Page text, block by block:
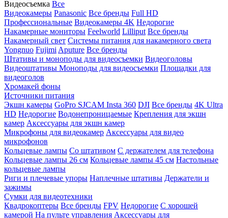
Видеосъемка Все
Видеокамеры Panasonic Все бренды Full HD
Профессиональные Видеокамеры 4K Недорогие
Накамерные мониторы Feelworld Lilliput Все бренды
Накамерный свет Системы питания для накамерного света
Yongnuo Fujimi Aputure Все бренды
Штативы и моноподы для видеосъемки Видеоголовы
Видеоштативы Моноподы для видеосъемки Площадки для
видеоголов
Хромакей фоны
Источники питания
Экшн камеры GoPro SJCAM Insta 360 DJI Все бренды 4K Ultra
HD Недорогие Водонепроницаемые Крепления для экшн
камер Аксессуары для экшн камер
Микрофоны для видеокамер Аксессуары для видео
микрофонов
Кольцевые лампы Со штативом C держателем для телефона
Кольцевые лампы 26 см Кольцевые лампы 45 см Настольные
кольцевые лампы
Риги и плечевые упоры Наплечные штативы Держатели и
зажимы
Сумки для видеотехники
Квадрокоптеры Все бренды FPV Недорогие С хорошей
камерой На пульте управления Аксессуары для